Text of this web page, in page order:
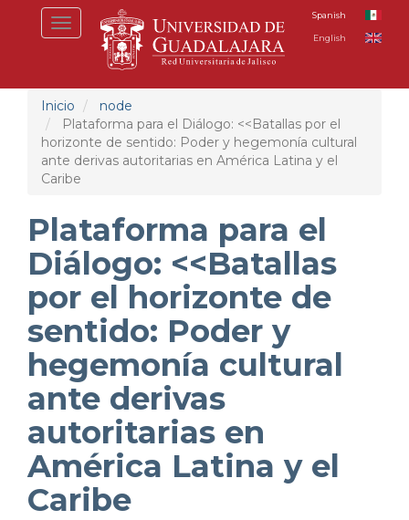
Toggle
navigation
Spanish
English
Inicio
node
Plataforma para el Diálogo: <<Batallas por el
horizonte de sentido: Poder y hegemonía cultural
ante derivas autoritarias en América Latina y el
Caribe
Plataforma para el
Diálogo: <<Batallas
por el horizonte de
sentido: Poder y
hegemonía cultural
ante derivas
autoritarias en
América Latina y el
Caribe